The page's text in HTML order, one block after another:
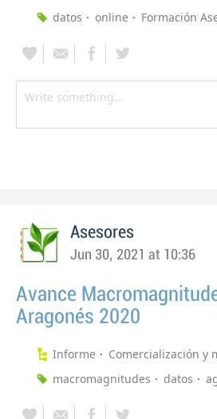
datos online Formación
Asesores
Jun 30, 2021 at 10:36
Avance
Aragonés 2020
Informe
Comercialización y
macromagnitudes
datos